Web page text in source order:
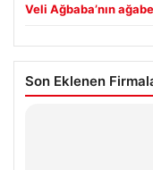
Veli Ağbaba’nın
Son Eklenen